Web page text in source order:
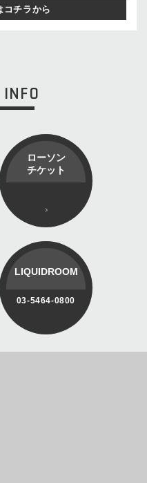
コチラから
ローソン
チケット
LIQUIDROOM
03-5464-0800